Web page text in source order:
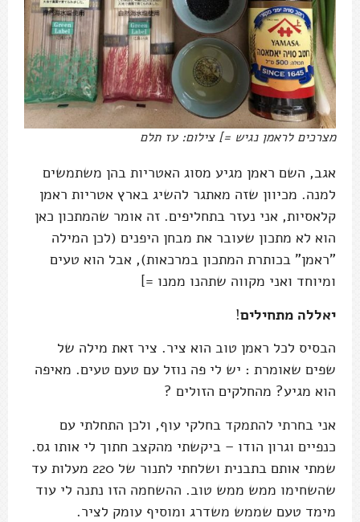
מצרכים לראמן נגיש =] צילום: עז תלם
אגב, השם ראמן מגיע מסוג האטריות בהן משתמשים
למנה. מכיוון שזה מאתגר להשיג בארץ אטריות ראמן
קלאסיות, אני נעזר בתחליפים. זה אומר שהמתכון כאן
הוא לא מתכון שעובר את מבחן היפנים (לכן המילה
"ראמן" בכותרת המתכון במרכאות), אבל הוא טעים
ומיוחד ואני מקווה שתהנו ממנו =]
יאללה מתחילים!
הבסיס לכל ראמן טוב הוא ציר. ציר זאת מילה של
שפים שאומרת : יש לי פה נוזל עם טעם טעים. מאיפה
הוא מגיע? מהחלקים הזולים ?
אני בחרתי להתמקד בחלקי עוף, ולכן התחלתי עם
כנפיים וגרון הודו – ביקשתי מהקצב חתוך לי אותו גס.
שמתי אותם בתבנית ושלחתי לתנור של 220 מעלות עד
שהשחימו ממש ממש טוב. ההשחמה הזו נתנה לי עוד
מימד טעם שממש משדרג ומוסיף עומק לציר.